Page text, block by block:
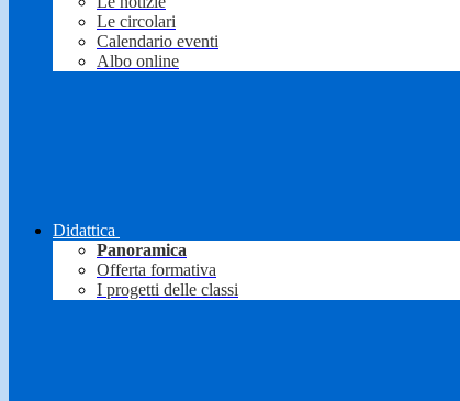
Le circolari
Calendario eventi
Albo online
Didattica
Panoramica
Offerta formativa
I progetti delle classi